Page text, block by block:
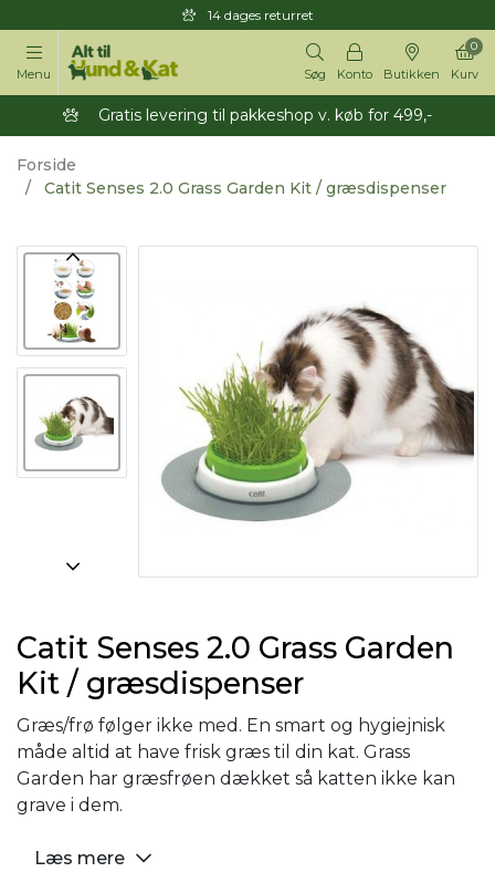
14 dages returret
Menu Søg Konto Butikken Kurv
0
Gratis levering til pakkeshop v. køb for 499,-
Forside
Catit Senses 2.0 Grass Garden Kit / græsdispenser
Catit Senses 2.0 Grass Garden
Kit / græsdispenser
Græs/frø følger ikke med. En smart og hygiejnisk
måde altid at have frisk græs til din kat. Grass
Garden har græsfrøen dækket så katten ikke kan
grave i dem.
Læs mere